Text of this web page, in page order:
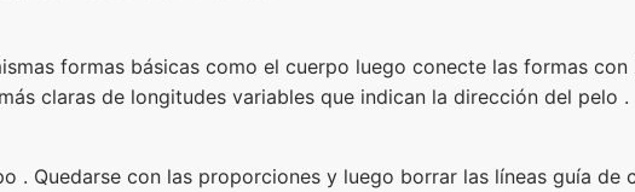
formas básicas como el cuerpo luego conecte las formas con
claras de longitudes variables que indican la dirección del pelo .
. Quedarse con las proporciones y luego borrar las líneas guía de